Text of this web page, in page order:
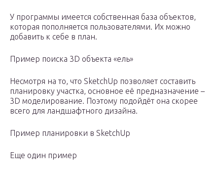
У программы имеется собственная база объектов,
которая пополняется пользователями. Их можно
добавить к себе в план.
Пример поиска 3D объекта «ель»
Несмотря на то, что SketchUp позволяет составить
планировку участка, основное её предназначение –
3D моделирование. Поэтому подойдёт она скорее
всего для ландшафтного дизайна.
Пример планировки в SketchUp
Еще один пример